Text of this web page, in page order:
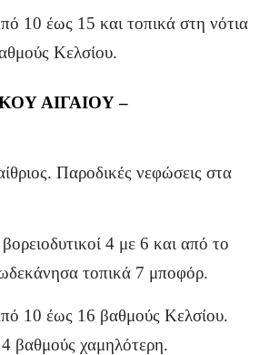
10 έως 15 και τοπικά στη νότια
Κελσίου.
ΑΙΓΑΙΟΥ –
Παροδικές νεφώσεις στα
4 με 6 και από το
τοπικά 7 μποφόρ.
10 έως 16 βαθμούς Κελσίου.
βαθμούς χαμηλότερη.